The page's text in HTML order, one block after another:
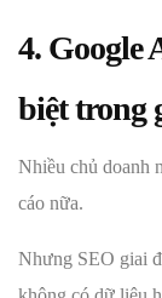
4. Google
biệt trong
Nhiều chủ doanh
cáo nữa.
Nhưng SEO giai